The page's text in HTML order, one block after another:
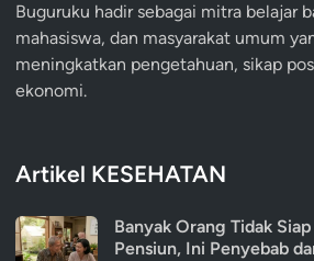
Buguruku hadir sebagai mitra belajar
mahasiswa, dan masyarakat umum
meningkatkan pengetahuan, sikap
ekonomi.
Artikel KESEHATAN
Banyak Orang Tidak
Pensiun, Ini Penyebab